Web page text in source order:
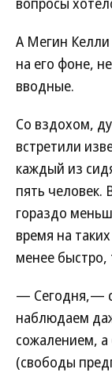
А Мегин
на его фоне,
вводные.
Со вздохом,
встретили
каждый из
пять
гораздо
время на
менее быстро,
— Сегодня,—
наблюдаем
сожалением, а
(свободы